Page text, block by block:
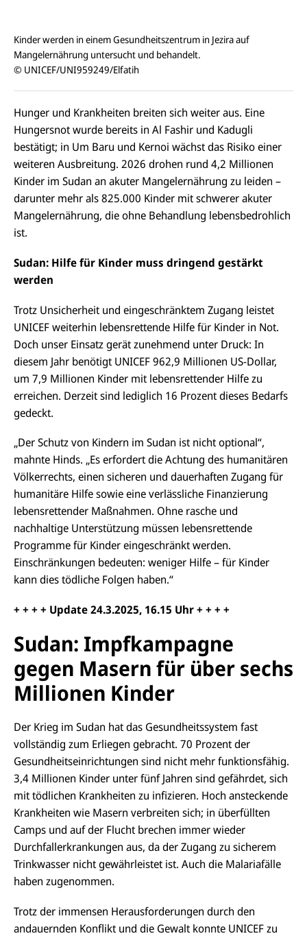
Kinder werden in einem Gesundheitszentrum in Jezira auf
Mangelernährung untersucht und behandelt.
© UNICEF/UNI959249/Elfatih
Hunger und Krankheiten breiten sich weiter aus. Eine
Hungersnot wurde bereits in Al Fashir und Kadugli
bestätigt; in Um Baru und Kernoi wächst das Risiko einer
weiteren Ausbreitung. 2026 drohen rund 4,2 Millionen
Kinder im Sudan an akuter Mangelernährung zu leiden –
darunter mehr als 825.000 Kinder mit schwerer akuter
Mangelernährung, die ohne Behandlung lebensbedrohlich
ist.
Sudan: Hilfe für Kinder muss dringend gestärkt
werden
Trotz Unsicherheit und eingeschränktem Zugang leistet
UNICEF weiterhin lebensrettende Hilfe für Kinder in Not.
Doch unser Einsatz gerät zunehmend unter Druck: In
diesem Jahr benötigt UNICEF 962,9 Millionen US-Dollar,
um 7,9 Millionen Kinder mit lebensrettender Hilfe zu
erreichen. Derzeit sind lediglich 16 Prozent dieses Bedarfs
gedeckt.
„Der Schutz von Kindern im Sudan ist nicht optional“,
mahnte Hinds. „Es erfordert die Achtung des humanitären
Völkerrechts, einen sicheren und dauerhaften Zugang für
humanitäre Hilfe sowie eine verlässliche Finanzierung
lebensrettender Maßnahmen. Ohne rasche und
nachhaltige Unterstützung müssen lebensrettende
Programme für Kinder eingeschränkt werden.
Einschränkungen bedeuten: weniger Hilfe – für Kinder
kann dies tödliche Folgen haben.“
+ + + + Update 24.3.2025, 16.15 Uhr + + + +
Sudan: Impfkampagne
gegen Masern für über sechs
Millionen Kinder
Der Krieg im Sudan hat das Gesundheitssystem fast
vollständig zum Erliegen gebracht. 70 Prozent der
Gesundheitseinrichtungen sind nicht mehr funktionsfähig.
3,4 Millionen Kinder unter fünf Jahren sind gefährdet, sich
mit tödlichen Krankheiten zu infizieren. Hoch ansteckende
Krankheiten wie Masern verbreiten sich; in überfüllten
Camps und auf der Flucht brechen immer wieder
Durchfallerkrankungen aus, da der Zugang zu sicherem
Trinkwasser nicht gewährleistet ist. Auch die Malariafälle
haben zugenommen.
Trotz der immensen Herausforderungen durch den
andauernden Konflikt und die Gewalt konnte UNICEF zu